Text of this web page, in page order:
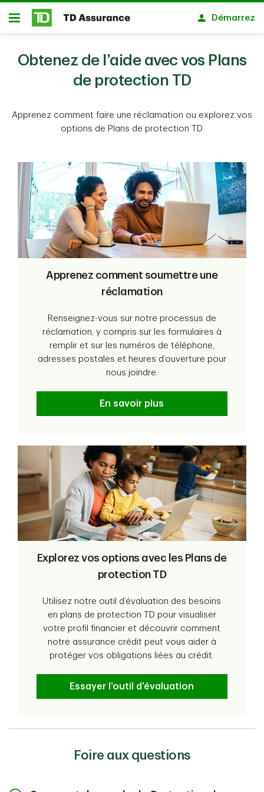
Passer au contenu principal
Ouvert
Démarrez
Obtenez de l’aide avec vos Plans
de protection TD
Apprenez comment faire une réclamation ou explorez vos
options de Plans de protection TD.
Apprenez comment soumettre une
réclamation
Renseignez-vous sur notre processus de
réclamation, y compris sur les formulaires à
remplir et sur les numéros de téléphone,
adresses postales et heures d’ouverture pour
nous joindre.
En savoir plus
Explorez vos options avec les Plans de
protection TD
Utilisez notre outil d’évaluation des besoins
en plans de protection TD pour visualiser
votre profil financier et découvrir comment
notre assurance crédit peut vous aider à
protéger vos obligations liées au crédit.
Essayer l’outil d’évaluation
Foire aux questions